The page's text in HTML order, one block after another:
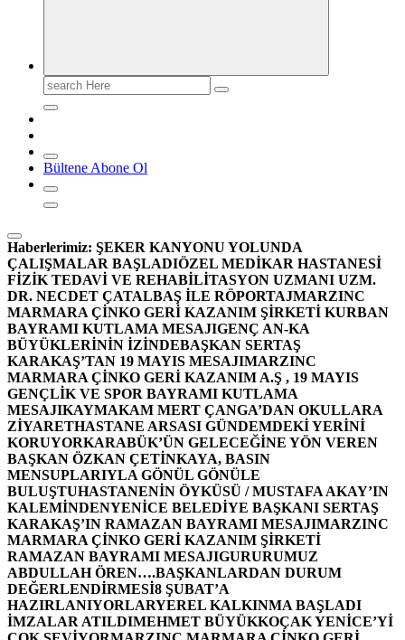
Search
for:
Bültene Abone Ol
Haberlerimiz: ŞEKER KANYONU YOLUNDA
ÇALIŞMALAR BAŞLADIÖZEL MEDİKAR HASTANESİ
FİZİK TEDAVİ VE REHABİLİTASYON UZMANI UZM.
DR. NECDET ÇATALBAŞ İLE RÖPORTAJMARZINC
MARMARA ÇİNKO GERİ KAZANIM ŞİRKETİ KURBAN
BAYRAMI KUTLAMA MESAJIGENÇ AN-KA
BÜYÜKLERİNİN İZİNDEBAŞKAN SERTAŞ
KARAKAŞ’TAN 19 MAYIS MESAJIMARZINC
MARMARA ÇİNKO GERİ KAZANIM A.Ş , 19 MAYIS
GENÇLİK VE SPOR BAYRAMI KUTLAMA
MESAJIKAYMAKAM MERT ÇANGA’DAN OKULLARA
ZİYARETHASTANE ARSASI GÜNDEMDEKİ YERİNİ
KORUYORKARABÜK’ÜN GELECEĞİNE YÖN VEREN
BAŞKAN ÖZKAN ÇETİNKAYA, BASIN
MENSUPLARIYLA GÖNÜL GÖNÜLE
BULUŞTUHASTANENİN ÖYKÜSÜ / MUSTAFA AKAY’IN
KALEMİNDENYENİCE BELEDİYE BAŞKANI SERTAŞ
KARAKAŞ’IN RAMAZAN BAYRAMI MESAJIMARZINC
MARMARA ÇİNKO GERİ KAZANIM ŞİRKETİ
RAMAZAN BAYRAMI MESAJIGURURUMUZ
ABDULLAH ÖREN….BAŞKANLARDAN DURUM
DEĞERLENDİRMESİ8 ŞUBAT’A
HAZIRLANIYORLARYEREL KALKINMA BAŞLADI
İMZALAR ATILDIMEHMET BÜYÜKKOÇAK YENİCE’Yİ